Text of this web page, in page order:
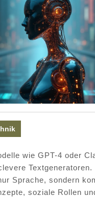
wie GPT-4 oder
Textgeneratoren.
Sprache, sondern
soziale Rollen